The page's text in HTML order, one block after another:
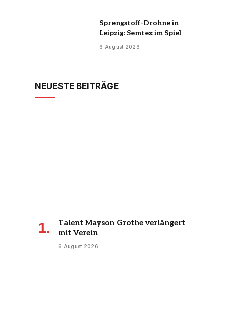
Sprengstoff-Drohne in
Leipzig: Semtex im Spiel
6 August 2026
NEUESTE BEITRÄGE
Talent Mayson Grothe verlängert
mit Verein
6 August 2026